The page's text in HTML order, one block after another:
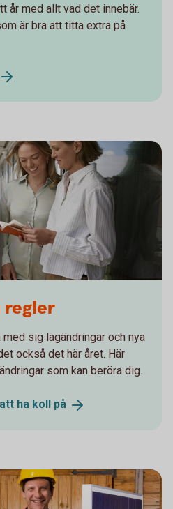
år med allt vad det innebär.
är bra att titta extra på
regler
sig lagändringar och nya
också det här året. Här
som kan beröra dig.
ha koll på